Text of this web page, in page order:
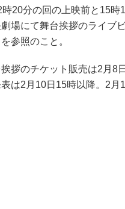
時20分の回の上映前と15
劇場にて舞台挨拶のライブ
参照のこと。
拶のチケット販売は2月8
は2月10日15時以降。2月